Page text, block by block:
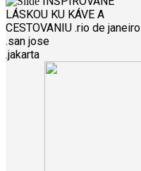
LÁSKOU KU KÁVE A
CESTOVANIU .rio de janeiro
.san jose
.jakarta